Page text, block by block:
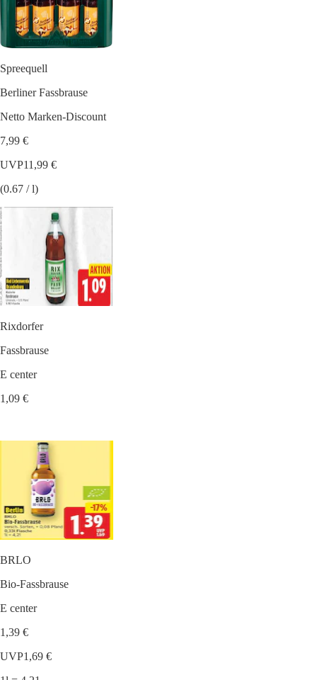
Spreequell
Berliner Fassbrause
Netto Marken-Discount
7,99 €
UVP11,99 €
(0.67 / l)
Rixdorfer
Fassbrause
E center
1,09 €
BRLO
Bio-Fassbrause
E center
1,39 €
UVP1,69 €